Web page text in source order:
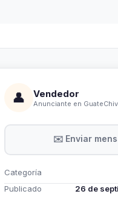
👤 Vendedor
Anunciante en
✉️ Enviar
Categoría
Publicado
26 de